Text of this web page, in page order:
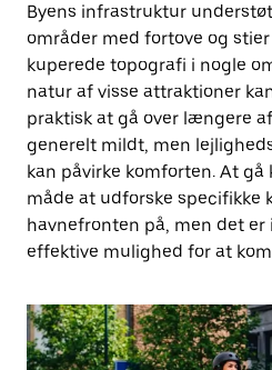
Byens infrastruktur
områder med fortove og
kuperede topografi i nogle
natur af visse attraktioner
praktisk at gå over længere
generelt mildt, men
kan påvirke komforten. At
måde at udforske specifikke
havnefronten på, men det er
effektive mulighed for at